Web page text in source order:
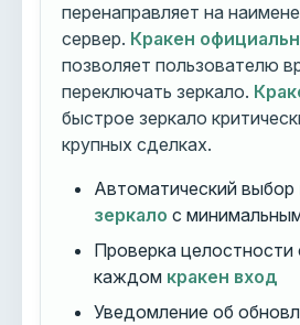
перенаправляет на
сервер. Кракен
позволяет пользователю
переключать зеркало.
быстрое зеркало
крупных сделках.
Автоматический выбор
зеркало с
Проверка целостности
каждом кракен вход
Уведомление об